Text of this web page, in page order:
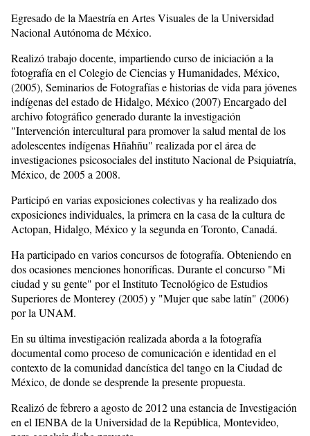
Egresado de la Maestría en Artes Visuales de la Universidad
Nacional Autónoma de México.
Realizó trabajo docente, impartiendo curso de iniciación a la
fotografía en el Colegio de Ciencias y Humanidades, México,
(2005), Seminarios de Fotografías e historias de vida para jóvenes
indígenas del estado de Hidalgo, México (2007) Encargado del
archivo fotográfico generado durante la investigación
"Intervención intercultural para promover la salud mental de los
adolescentes indígenas Hñahñu" realizada por el área de
investigaciones psicosociales del instituto Nacional de Psiquiatría,
México, de 2005 a 2008.
Participó en varias exposiciones colectivas y ha realizado dos
exposiciones individuales, la primera en la casa de la cultura de
Actopan, Hidalgo, México y la segunda en Toronto, Canadá.
Ha participado en varios concursos de fotografía. Obteniendo en
dos ocasiones menciones honoríficas. Durante el concurso "Mi
ciudad y su gente" por el Instituto Tecnológico de Estudios
Superiores de Monterey (2005) y "Mujer que sabe latín" (2006)
por la UNAM.
En su última investigación realizada aborda a la fotografía
documental como proceso de comunicación e identidad en el
contexto de la comunidad dancística del tango en la Ciudad de
México, de donde se desprende la presente propuesta.
Realizó de febrero a agosto de 2012 una estancia de Investigación
en el IENBA de la Universidad de la República, Montevideo,